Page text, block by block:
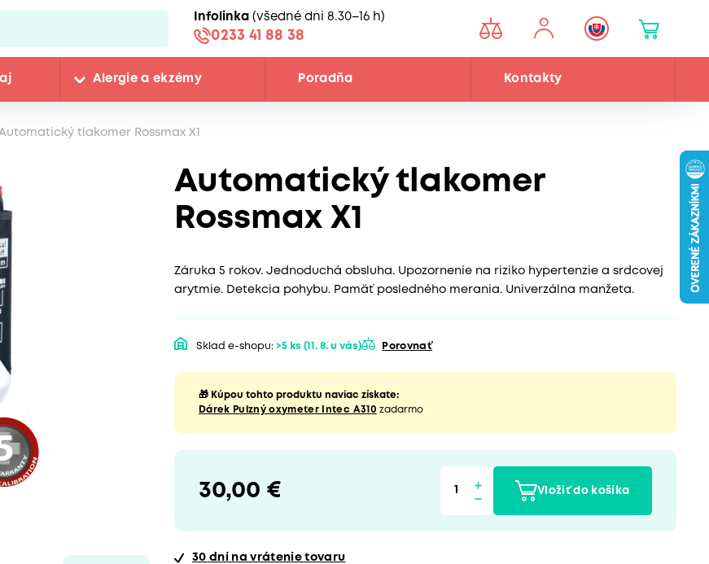
Infolinka (všedné dni 8.30–16 h)
0233 41 88 38
Alergie a ekzémy Poradňa Kontakty
tlakomer Rossmax X1
Automatický tlakomer
Rossmax X1
Záruka 5 rokov. Jednoduchá obsluha. Upozornenie na riziko hypertenzie a srdcovej
arytmie. Detekcia pohybu. Pamäť posledného merania. Univerzálna manžeta.
Sklad e-shopu: >5 ks (11. 8. u vás) Porovnať
🎁 Kúpou tohto produktu naviac získate:
Dárek Pulzný oxymeter Intec A310 zadarmo
30,00 € Vložiť do košíka
30 dní na vrátenie tovaru